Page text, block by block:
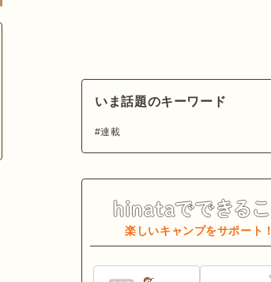
いま話題のキーワード
連載
楽しいキャンプをサポート！